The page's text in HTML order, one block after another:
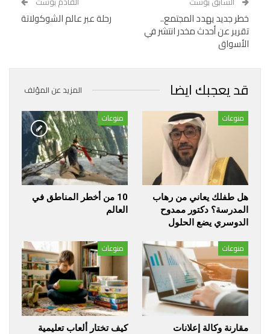
خطر جديد يهدد المجتمع..
تقرير عن أحدث مخدر انتشر في
الأسواق
رحلة عبر عالم الشوكولاتة
قد يعجبك ايضا المزيد عن المؤلف
منوعات
هل طفلك يعاني من رهاب
المدرسة؟ دكتور ممدوح
الدوسري يضع الحلول
منوعات
10 من أخطر المناطق في
العالم
منوعات
مقارنة وكالة إعلانات
منوعات
كيف تختار ألعاب تعليمية